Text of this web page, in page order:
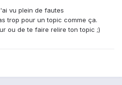
vu plein de fautes
trop pour un topic comme ça.
ou de te faire relire ton topic ;)